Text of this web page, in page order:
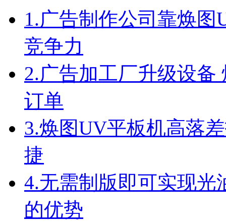
1.广告制作公司靠焕
竞争力
2.广告加工厂升级设
订单
3.焕图UV平板机高落
捷
4.无需制版即可实现光
的优势